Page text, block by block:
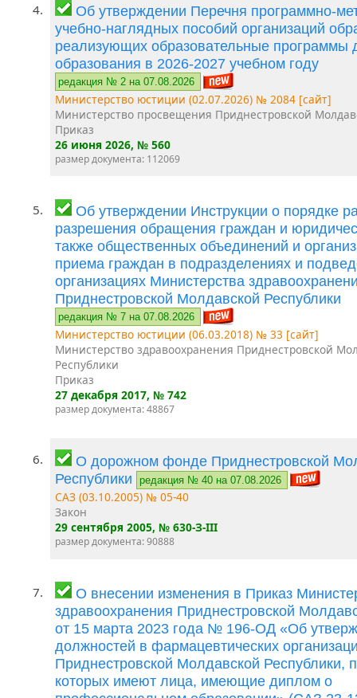
4.
Об утверждении Перечня программно-
учебно-наглядных пособий организаций
реализующих образовательные программы
образования в 2026-2027 учебном году
редакция № 2 на 07.08.2026
Министерство юстиции (02.07.2026) № 2084 [сайт]
Министерство просвещения Приднестровской
Приказ
26 июня 2026, № 560
размер документа: 112069
5.
Об утверждении Инструкции о порядке
разрешения обращения граждан и
также общественных объединений и
приема граждан в подразделениях и
организациях Министерства
Приднестровской Молдавской Республики
редакция № 7 на 07.08.2026
Министерство юстиции (06.03.2018) № 33 [сайт]
Министерство здравоохранения Приднестровской
Республики
Приказ
27 декабря 2017, № 742
размер документа: 48867
6.
О дорожном фонде Приднестровской
Республики
редакция № 40 на 07.08.2026
САЗ (03.10.2005) № 05-40
Закон
29 сентября 2005, № 630-З-III
размер документа: 90888
7.
О внесении изменения в Приказ
здравоохранения Приднестровской
от 15 марта 2023 года № 196-ОД «Об
должностей в фармацевтических
Приднестровской Молдавской Республики,
которых имеют лица, имеющие диплом о